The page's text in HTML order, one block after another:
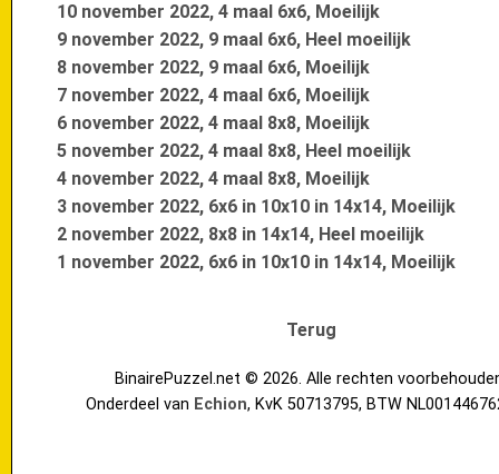
10 november 2022, 4 maal 6x6, Moeilijk
9 november 2022, 9 maal 6x6, Heel moeilijk
8 november 2022, 9 maal 6x6, Moeilijk
7 november 2022, 4 maal 6x6, Moeilijk
6 november 2022, 4 maal 8x8, Moeilijk
5 november 2022, 4 maal 8x8, Heel moeilijk
4 november 2022, 4 maal 8x8, Moeilijk
3 november 2022, 6x6 in 10x10 in 14x14, Moeilijk
2 november 2022, 8x8 in 14x14, Heel moeilijk
1 november 2022, 6x6 in 10x10 in 14x14, Moeilijk
Terug
BinairePuzzel.net © 2026. Alle rechten
Onderdeel van Echion, KvK 50713795, BTW